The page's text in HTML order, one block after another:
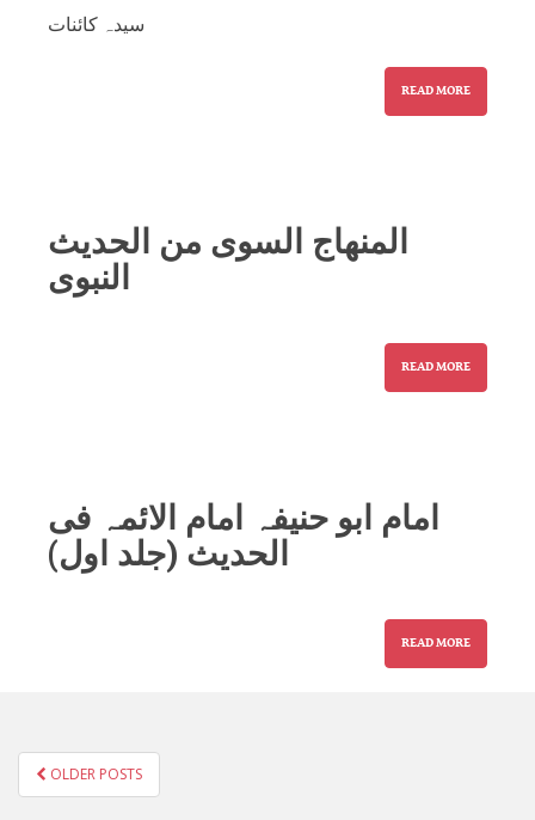
سیدہ کائنات
READ MORE
المنھاج السوی من الحدیث
النبوی
READ MORE
امام ابو حنیفہ امام الائمہ فی
الحدیث (جلد اول)
READ MORE
POSTS
NAVIGATION
OLDER POSTS